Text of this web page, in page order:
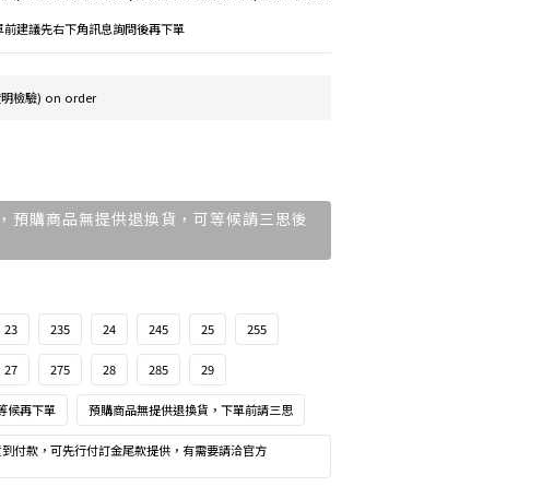
前建議先右下角訊息詢問後再下單
檢驗) on order
預購商品無提供退換貨，可等候請三思後
23 235 24 245 25 255
27 275 28 285 29
候再下單 預購商品無提供退換貨，下單前請三思
付款，可先行付訂金尾款提供，有需要請洽官方